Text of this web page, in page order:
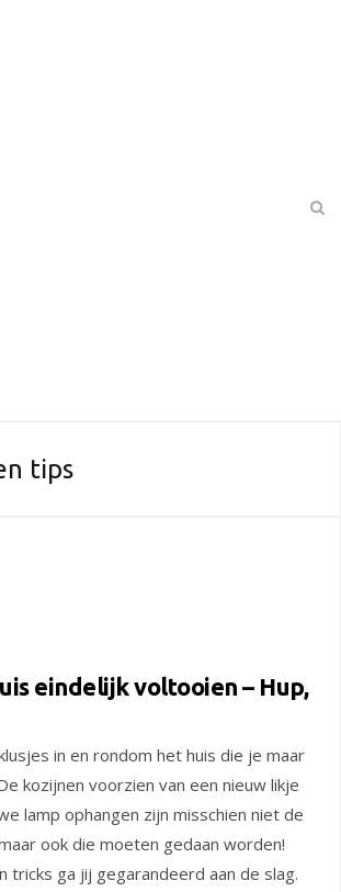
tips
eindelijk voltooien – Hup,
in en rondom het huis die je maar
kozijnen voorzien van een nieuw likje
lamp ophangen zijn misschien niet de
ook die moeten gedaan worden!
tricks ga jij gegarandeerd aan de slag.